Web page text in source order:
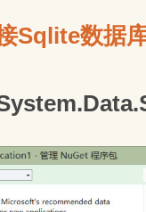
Sqlite数据